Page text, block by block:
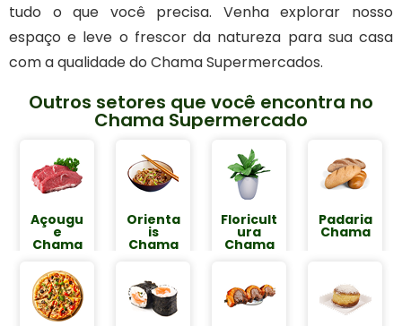
tudo o que você precisa. Venha explorar nosso
espaço e leve o frescor da natureza para sua casa
com a qualidade do Chama Supermercados.
Outros setores que você encontra no
Chama Supermercado
Açougu
e
Chama
Orienta
is
Chama
Floricult
ura
Chama
Padaria
Chama